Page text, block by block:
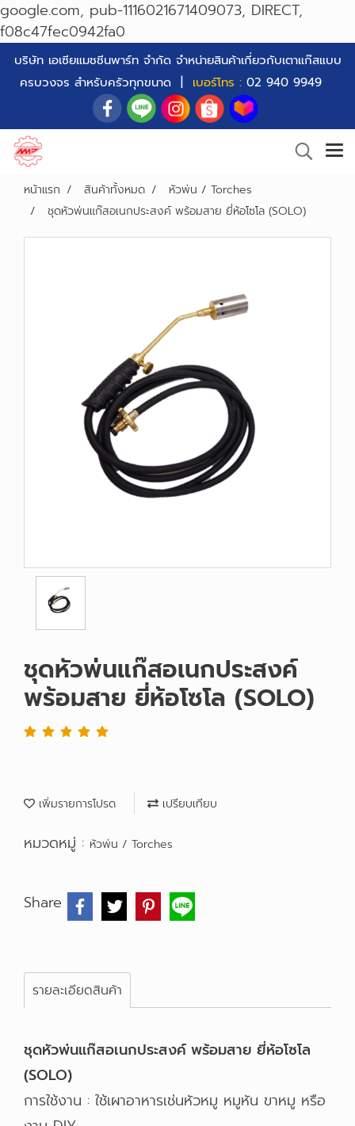
google.com, pub-1116021671409073, DIRECT,
f08c47fec0942fa0
บริษัท เอเซียแมชชีนพาร์ท จำกัด จำหน่ายสินค้าเกี่ยวกับเตาแก๊สแบบ
ครบวงจร สำหรับครัวทุกขนาด | เบอร์โทร : 02 940 9949
หน้าแรก สินค้าทั้งหมด
หัวพ่น / Torches
ชุดหัวพ่นแก๊สอเนกประสงค์ พร้อมสาย ยี่ห้อโซโล (SOLO)
ชุดหัวพ่นแก๊สอเนกประสงค์
พร้อมสาย ยี่ห้อโซโล (SOLO)
เพิ่มรายการโปรด เปรียบเทียบ
หมวดหมู่ : หัวพ่น / Torches
Share
รายละเอียดสินค้า
ชุดหัวพ่นแก๊สอเนกประสงค์ พร้อมสาย ยี่ห้อโซโล
(SOLO)
การใช้งาน : ใช้เผาอาหารเช่นหัวหมู หมูหัน ขาหมู หรือ